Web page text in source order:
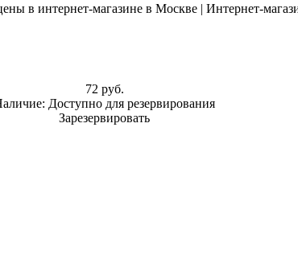
72 руб.
Доступно для резервирования
Зарезервировать